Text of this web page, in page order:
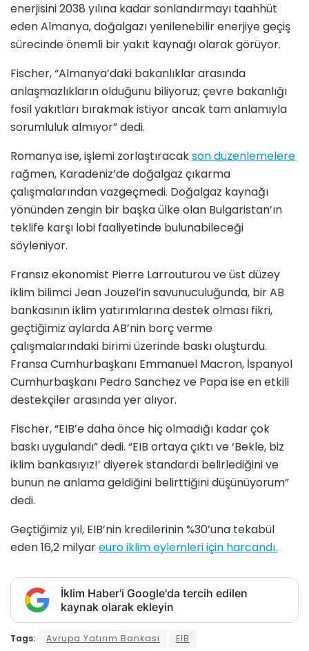
enerjisini 2038 yılına kadar sonlandırmayı taahhüt
eden Almanya, doğalgazı yenilenebilir enerjiye geçiş
sürecinde önemli bir yakıt kaynağı olarak görüyor.
Fischer, “Almanya’daki bakanlıklar arasında
anlaşmazlıkların olduğunu biliyoruz; çevre bakanlığı
fosil yakıtları bırakmak istiyor ancak tam anlamıyla
sorumluluk almıyor” dedi.
Romanya ise, işlemi zorlaştıracakson düzenlemelere
rağmen, Karadeniz’de doğalgaz çıkarma
çalışmalarından vazgeçmedi. Doğalgaz kaynağı
yönünden zengin bir başka ülke olan Bulgaristan’ın
teklife karşı lobi faaliyetinde bulunabileceği
söyleniyor.
Fransız ekonomist Pierre Larrouturou ve üst düzey
iklim bilimci Jean Jouzel’in savunuculuğunda, bir AB
bankasının iklim yatırımlarına destek olması fikri,
geçtiğimiz aylarda AB’nin borç verme
çalışmalarındaki birimi üzerinde baskı oluşturdu.
Fransa Cumhurbaşkanı Emmanuel Macron, İspanyol
Cumhurbaşkanı Pedro Sanchez ve Papa ise en etkili
destekçiler arasında yer alıyor.
Fischer, “EIB’e daha önce hiç olmadığı kadar çok
baskı uygulandı” dedi. “EIB ortaya çıktı ve ‘Bekle, biz
iklim bankasıyız!’ diyerek standardı belirlediğini ve
bunun ne anlama geldiğini belirttiğini düşünüyorum”
dedi.
Geçtiğimiz yıl, EIB’nin kredilerinin %30’una tekabül
eden 16,2 milyareuro iklim eylemleri için harcandı.
İklim Haber'i Google'da tercih edilen
kaynak olarak ekleyin
Tags: Avrupa Yatırım Bankası
EIB